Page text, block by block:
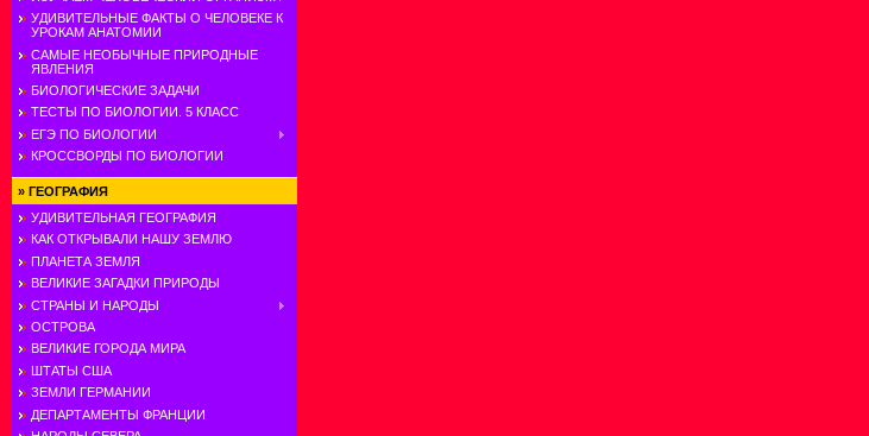
УДИВИТЕЛЬНЫЕ ФАКТЫ О ЧЕЛОВЕКЕ К
УРОКАМ АНАТОМИИ
САМЫЕ НЕОБЫЧНЫЕ ПРИРОДНЫЕ
ЯВЛЕНИЯ
БИОЛОГИЧЕСКИЕ ЗАДАЧИ
ТЕСТЫ ПО БИОЛОГИИ. 5 КЛАСС
ЕГЭ ПО БИОЛОГИИ
КРОССВОРДЫ ПО БИОЛОГИИ
» ГЕОГРАФИЯ
УДИВИТЕЛЬНАЯ ГЕОГРАФИЯ
КАК ОТКРЫВАЛИ НАШУ ЗЕМЛЮ
ПЛАНЕТА ЗЕМЛЯ
ВЕЛИКИЕ ЗАГАДКИ ПРИРОДЫ
СТРАНЫ И НАРОДЫ
ОСТРОВА
ВЕЛИКИЕ ГОРОДА МИРА
ШТАТЫ США
ЗЕМЛИ ГЕРМАНИИ
ДЕПАРТАМЕНТЫ ФРАНЦИИ